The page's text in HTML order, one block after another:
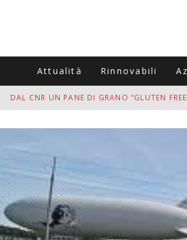
Attualità Rinnovabili
DAL CNR UN PANE DI GRANO “GLUTEN
ZANZARE IN VACANZA? I 3 ERRORI PIÙ
ADDIO BOLLETTE SALATE? LA NUOVA